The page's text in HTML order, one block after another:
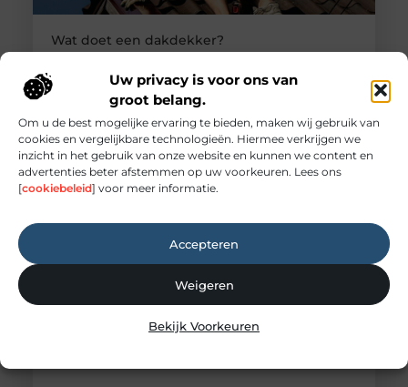
Uw privacy is voor ons van
groot belang.
Om u de best mogelijke ervaring te bieden, maken wij gebruik van
cookies en vergelijkbare technologieën. Hiermee verkrijgen we
inzicht in het gebruik van onze website en kunnen we content en
advertenties beter afstemmen op uw voorkeuren. Lees ons
[cookiebeleid] voor meer informatie.
Accepteren
Weigeren
Bekijk Voorkeuren
Wat doet een dakdekker?
wanneer er een lekkage ontstaat. Toch doet een
dakdekker veel meer dan alleen het repareren van
een beschadigd dak. In dit blog gaan we daar
dieper op in. Voor welke werkzaamheden schakel
je een dakdekker in? Een dakdekker kan je
inschakelen voor uiteenlopende werkzaamheden,
zoals: · Het opsporen en repareren